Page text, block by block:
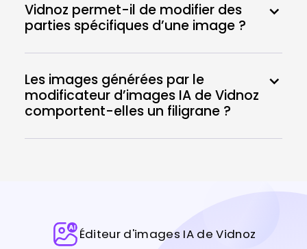
Vidnoz permet-il de modifier des
parties spécifiques d’une image ?
Les images générées par le
modificateur d’images IA de Vidnoz
comportent-elles un filigrane ?
Éditeur d'images IA de Vidnoz